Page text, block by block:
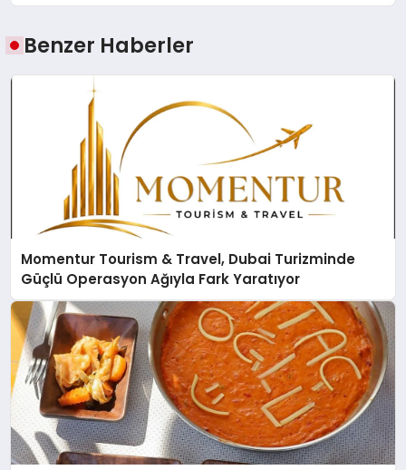
Benzer Haberler
Momentur Tourism & Travel, Dubai Turizminde
Güçlü Operasyon Ağıyla Fark Yaratıyor